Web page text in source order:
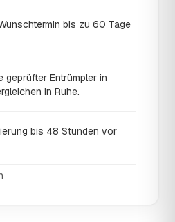
bis zu 60 Tage
geprüfter Entrümpler in
in Ruhe.
bis 48 Stunden vor